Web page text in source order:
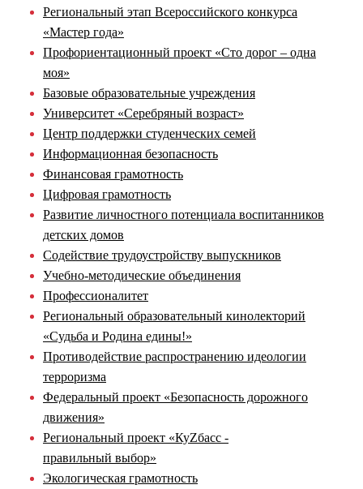
Региональный этап Всероссийского конкурса
«Мастер года»
Профориентационный проект «Сто дорог – одна
моя»
Базовые образовательные учреждения
Университет «Серебряный возраст»
Центр поддержки студенческих семей
Информационная безопасность
Финансовая грамотность
Цифровая грамотность
Развитие личностного потенциала воспитанников
детских домов
Содействие трудоустройству выпускников
Учебно-методические объединения
Профессионалитет
Региональный образовательный кинолекторий
«Судьба и Родина едины!»
Противодействие распространению идеологии
терроризма
Федеральный проект «Безопасность дорожного
движения»
Региональный проект «КуZбасс -
правильный выбор»
Экологическая грамотность